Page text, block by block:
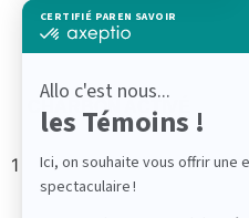
CHARBON ACTIVÉ